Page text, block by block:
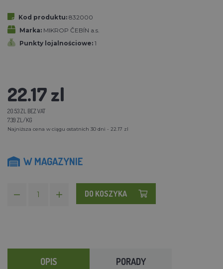
Kod produktu: 832000
Marka: MIKROP ČEBÍN a.s.
Punkty lojalnościowe: 1
22.17 zl
20.53 ZL BEZ VAT
7.39 ZL/KG
Najniższa cena w ciągu ostatnich 30 dni - 22.17 zl
W MAGAZYNIE
DO KOSZYKA
OPIS PORADY